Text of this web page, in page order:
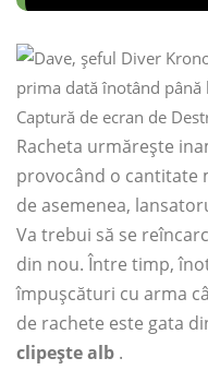
Captură de ecran de
Racheta urmărește
provocând o cantitate
de asemenea,
Va trebui să se
din nou. Între timp,
împușcături cu arma
de rachete este gata
clipește alb .